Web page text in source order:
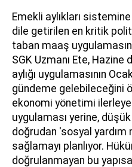
Emekli aylıkları
dile getirilen en kritik
taban maaş
SGK Uzmanı Ete,
aylığı uygulamasının
gündeme gelebileceğini
ekonomi yönetimi
uygulaması yerine,
doğrudan 'sosyal
sağlamayı planlıyor.
doğrulanmayan bu